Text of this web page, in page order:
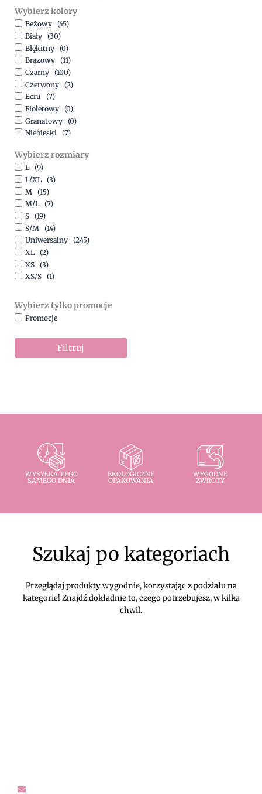
500,00zł-1500,00
Wybierz kolory
Beżowy (45)
Biały (30)
Błękitny (0)
Brązowy (11)
Czarny (100)
Czerwony (2)
Ecru
(7)
Fioletowy (0)
Granatowy (0)
Niebieski (7)
Pomarańczowy
(2)
Różowy
Srebrny
Szary
Turkusowy
Zielony
Złoty
(1)
Wybierz rozmiary
L (9)
L/XL (3)
M (15)
M/L (7)
S (19)
S/M (14)
Uniwersalny (245)
XL (2)
XS (3)
XS/S (1)
Wybierz tylko promocje
Promocje
Filtruj
WYSYŁKA TEGO
SAMEGO DNIA
EKOLOGICZNE
OPAKOWANIA
WYGODNE
ZWROTY
Szukaj po kategoriach
Przeglądaj produkty wygodnie, korzystając z podziału na
kategorie! Znajdź dokładnie to, czego potrzebujesz, w kilka
chwil.